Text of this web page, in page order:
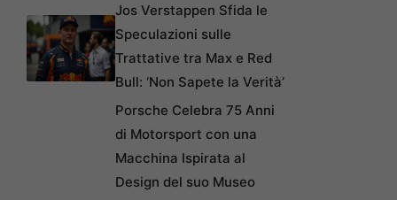
Jos Verstappen Sfida le
Speculazioni sulle
Trattative tra Max e Red
Bull: ‘Non Sapete la Verità’
Porsche Celebra 75 Anni
di Motorsport con una
Macchina Ispirata al
Design del suo Museo